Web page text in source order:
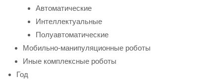
Автоматические
Интеллектуальные
Полуавтоматические
Мобильно-манипуляционные роботы
Иные комплексные роботы
Год